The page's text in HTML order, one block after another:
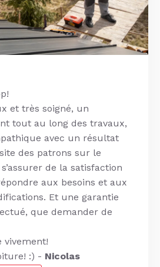
entreprise qui a refait
et qui a également
de lucarne. Les
très consciencieux de A à
sérieuse et
emploie des ouvriers
Nous avons fait appel à
la rénovation complète
nous sommes ravis du
impeccable, des
Nous les
vivement ! -Christopher
et très soigné, un
tout au long des travaux,
avec un résultat
des patrons sur le
de la satisfaction
aux besoins et aux
Et une garantie
que demander de
vivement!
:) - Nicolas
entreprise qui a refait
et qui a également
de lucarne. Les
très consciencieux de A à
sérieuse et
emploie des ouvriers
Nous avons fait appel à
la rénovation complète
nous sommes ravis du
impeccable, des
Nous les
vivement ! -Christopher